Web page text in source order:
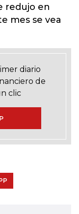
redujo en
mes se vea
diario
de
clic